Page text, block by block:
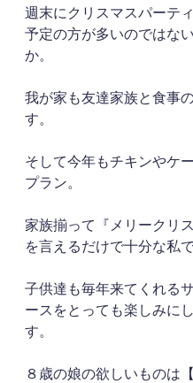
週末にクリスマスパーテ
予定の方が多いのではな
か。
我が家も友達家族と食事
す。
そして今年もチキンやケ
プラン。
家族揃って『メリークリス
を言えるだけで十分な私で
子供達も毎年来てくれる
ースをとっても楽しみに
す。
８歳の娘の欲しいものは【